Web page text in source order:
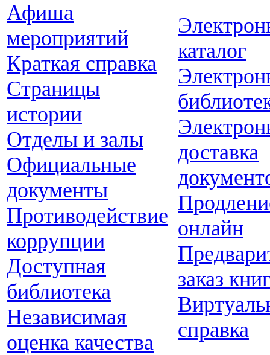
Афиша
мероприятий
Краткая справка
Страницы
истории
Отделы и залы
Официальные
документы
Противодействие
коррупции
Доступная
библиотека
Независимая
оценка качества
каталог
доставка
онлайн
заказ
справка